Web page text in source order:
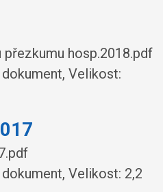
přezkumu hosp.2018.pdf
Velikost:
Velikost: 2,2